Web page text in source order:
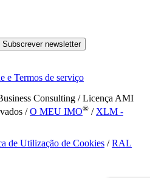
Subscrever newsletter
e Termos de serviço
Consulting / Licença AMI
/O MEU IMO® / XLM -
de Utilização de Cookies /RAL